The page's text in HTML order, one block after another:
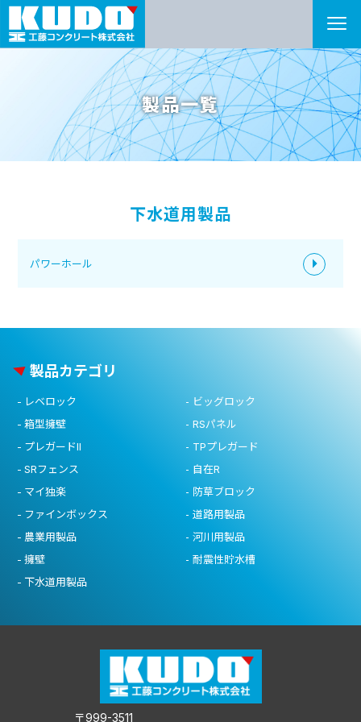
製品一覧
下水道用製品
パワーホール
製品カテゴリ
レベロック
ビッグロック
箱型擁壁
RSパネル
プレガードII
TPプレガード
SRフェンス
自在R
マイ独楽
防草ブロック
ファインボックス
道路用製品
農業用製品
河川用製品
擁壁
耐震性貯水槽
下水道用製品
〒999-3511